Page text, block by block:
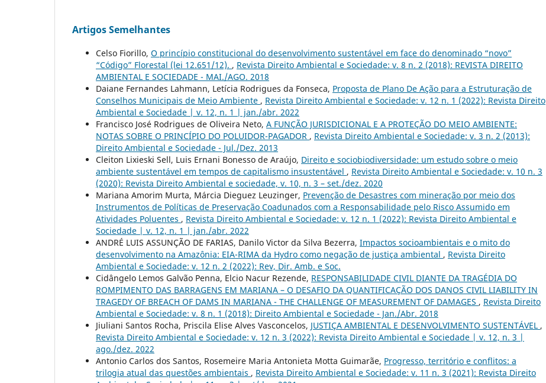
Artigos Semelhantes
Celso Fiorillo, O princípio constitucional do desenvolvimento sustentável em face do denominado “novo”
“Código” Florestal (lei 12.651/12). , Revista Direito Ambiental e Sociedade: v. 8 n. 2 (2018): REVISTA DIREITO
AMBIENTAL E SOCIEDADE - MAI./AGO. 2018
Daiane Fernandes Lahmann, Letícia Rodrigues da Fonseca, Proposta de Plano De Ação para a Estruturação de
Conselhos Municipais de Meio Ambiente , Revista Direito Ambiental e Sociedade: v. 12 n. 1 (2022): Revista Direito
Ambiental e Sociedade | v. 12, n. 1 | jan./abr. 2022
Francisco José Rodrigues de Oliveira Neto, A FUNÇÃO JURISDICIONAL E A PROTEÇÃO DO MEIO AMBIENTE:
NOTAS SOBRE O PRINCÍPIO DO POLUIDOR-PAGADOR , Revista Direito Ambiental e Sociedade: v. 3 n. 2 (2013):
Direito Ambiental e Sociedade - Jul./Dez. 2013
Cleiton Lixieski Sell, Luis Ernani Bonesso de Araújo, Direito e sociobiodiversidade: um estudo sobre o meio
ambiente sustentável em tempos de capitalismo insustentável , Revista Direito Ambiental e Sociedade: v. 10 n. 3
(2020): Revista Direito Ambiental e sociedade, v. 10, n. 3 – set./dez. 2020
Mariana Amorim Murta, Márcia Dieguez Leuzinger, Prevenção de Desastres com mineração por meio dos
Instrumentos de Políticas de Preservação Coadunados com a Responsabilidade pelo Risco Assumido em
Atividades Poluentes , Revista Direito Ambiental e Sociedade: v. 12 n. 1 (2022): Revista Direito Ambiental e
Sociedade | v. 12, n. 1 | jan./abr. 2022
ANDRÉ LUIS ASSUNÇÃO DE FARIAS, Danilo Victor da Silva Bezerra, Impactos socioambientais e o mito do
desenvolvimento na Amazônia: EIA-RIMA da Hydro como negação de justiça ambiental , Revista Direito
Ambiental e Sociedade: v. 12 n. 2 (2022): Rev, Dir. Amb. e Soc.
Cidângelo Lemos Galvão Penna, Elcio Nacur Rezende, RESPONSABILIDADE CIVIL DIANTE DA TRAGÉDIA DO
ROMPIMENTO DAS BARRAGENS EM MARIANA – O DESAFIO DA QUANTIFICAÇÃO DOS DANOS CIVIL LIABILITY IN
TRAGEDY OF BREACH OF DAMS IN MARIANA - THE CHALLENGE OF MEASUREMENT OF DAMAGES , Revista Direito
Ambiental e Sociedade: v. 8 n. 1 (2018): Direito Ambiental e Sociedade - Jan./Abr. 2018
Jiuliani Santos Rocha, Priscila Elise Alves Vasconcelos, JUSTIÇA AMBIENTAL E DESENVOLVIMENTO SUSTENTÁVEL ,
Revista Direito Ambiental e Sociedade: v. 12 n. 3 (2022): Revista Direito Ambiental e Sociedade | v. 12, n. 3 |
ago./dez. 2022
Antonio Carlos dos Santos, Rosemeire Maria Antonieta Motta Guimarãe, Progresso, território e conflitos: a
trilogia atual das questões ambientais , Revista Direito Ambiental e Sociedade: v. 11 n. 3 (2021): Revista Direito